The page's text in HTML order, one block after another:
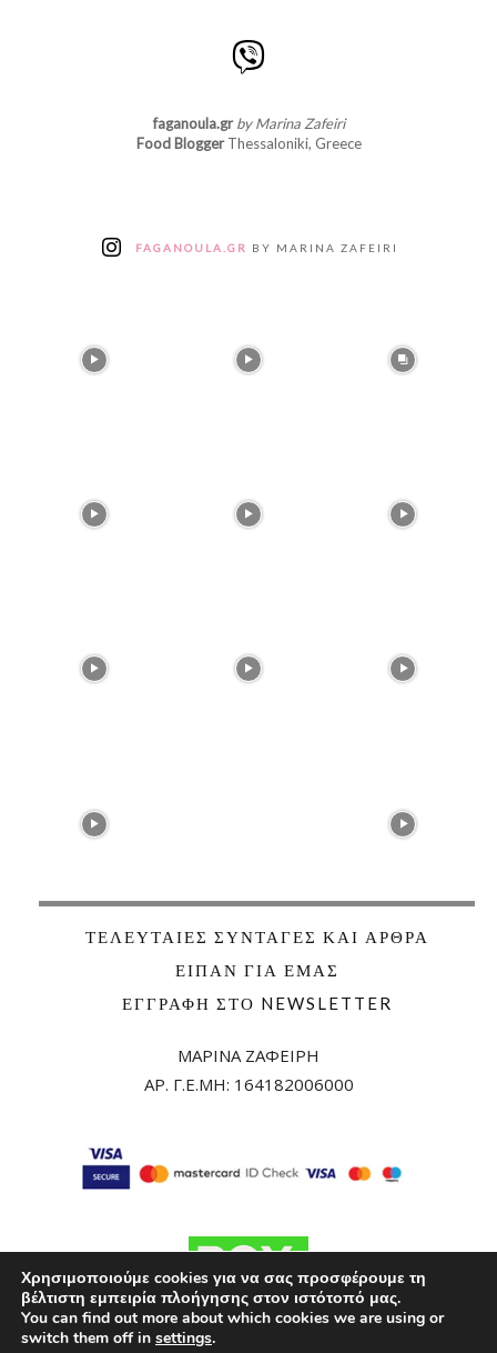
faganoula.gr by Marina Zafeiri
Food BloggerThessaloniki, Greece
FAGANOULA.GR BY MARINA ZAFEIRI
ΤΕΛΕΥΤΑΊΕΣ ΣΥΝΤΑΓΈΣ ΚΑΙ ΆΡΘΡΑ
ΕΊΠΑΝ ΓΙΑ ΕΜΆΣ
ΕΓΓΡΑΦΉ ΣΤΟ NEWSLETTER
ΜΑΡΙΝΑ ΖΑΦΕΙΡΗ
ΑΡ. Γ.Ε.ΜΗ: 164182006000
Χρησιμοποιούμε cookies για να σας προσφέρουμε τη
βέλτιστη εμπειρία πλοήγησης στον ιστότοπό μας.
You can find out more about which cookies we are using or
switch them off in settings.